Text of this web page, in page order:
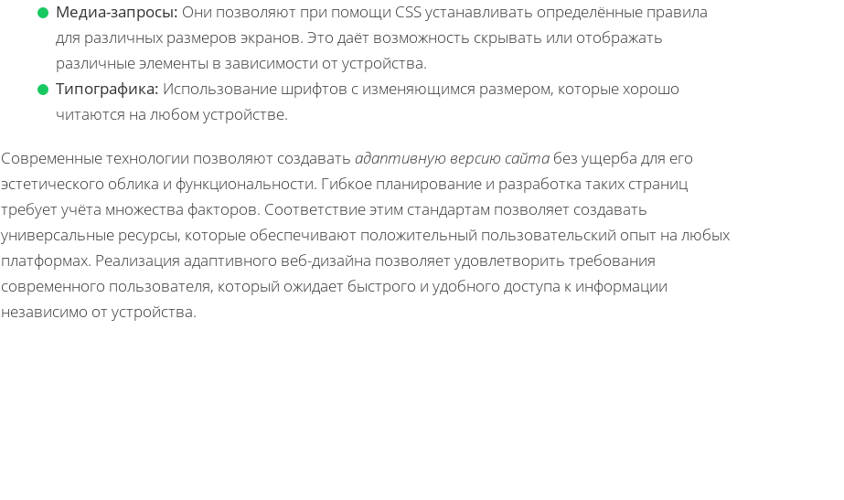
Медиа-запросы: Они позволяют при помощи CSS устанавливать определённые правила
для различных размеров экранов. Это даёт возможность скрывать или отображать
различные элементы в зависимости от устройства.
Типографика: Использование шрифтов с изменяющимся размером, которые хорошо
читаются на любом устройстве.
Современные технологии позволяют создавать адаптивную версию сайта без ущерба для его
эстетического облика и функциональности. Гибкое планирование и разработка таких страниц
требует учёта множества факторов. Соответствие этим стандартам позволяет создавать
универсальные ресурсы, которые обеспечивают положительный пользовательский опыт на любых
платформах. Реализация адаптивного веб-дизайна позволяет удовлетворить требования
современного пользователя, который ожидает быстрого и удобного доступа к информации
независимо от устройства.